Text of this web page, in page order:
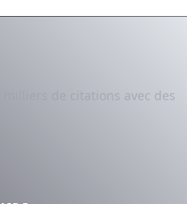
de citations avec des